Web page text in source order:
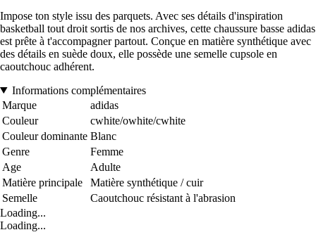
Impose ton style issu des parquets. Avec ses détails d'inspiration
basketball tout droit sortis de nos archives, cette chaussure basse adidas
est prête à t'accompagner partout. Conçue en matière synthétique avec
des détails en suède doux, elle possède une semelle cupsole en
caoutchouc adhérent.
Informations complémentaires
Marque
adidas
Couleur
cwhite/owhite/cwhite
Couleur dominante Blanc
Genre
Femme
Age
Adulte
Matière principale
Matière synthétique / cuir
Semelle
Caoutchouc résistant à l'abrasion
Loading...
Loading...